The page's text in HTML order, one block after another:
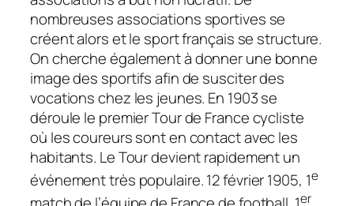
nombreuses associations sportives se
créent alors et le sport français se structure.
On cherche également à donner une bonne
image des sportifs afin de susciter des
vocations chez les jeunes. En 1903 se
déroule le premier Tour de France cycliste
où les coureurs sont en contact avec les
habitants. Le Tour devient rapidement un
événement très populaire. 12 février 1905, 1e
er